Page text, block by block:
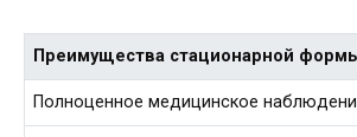
Преимущества стационарной
Полноценное медицинское